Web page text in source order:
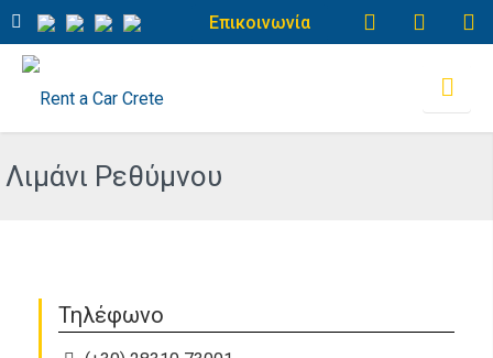
Επικοινωνία
Λιμάνι Ρεθύμνου
Τηλέφωνο